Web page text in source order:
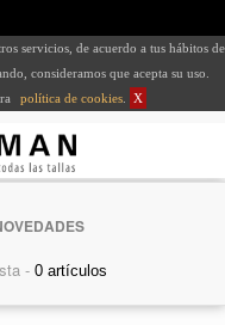
servicios, de acuerdo a tus hábitos de
consideramos que acepta su uso.
política de cookies X
-